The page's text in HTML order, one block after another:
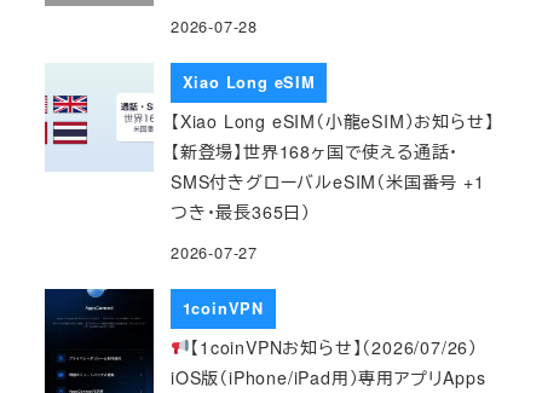
2026-07-28
Xiao Long eSIM
【Xiao Long eSIM（小龍eSIM）お知らせ】
【新登場】世界168ヶ国で使える通話・
SMS付きグローバルeSIM（米国番号 +1
つき・最長365日）
2026-07-27
1coinVPN
【1coinVPNお知らせ】（2026/07/26）
iOS版（iPhone/iPad用）専用アプリApps